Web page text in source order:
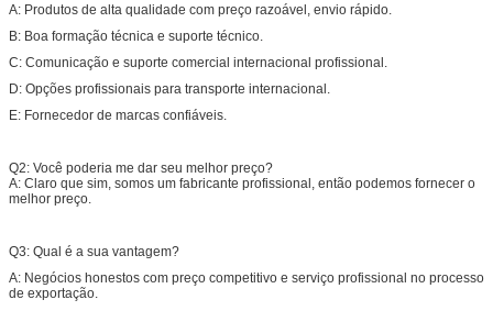
A: Produtos de alta qualidade com preço razoável, envio rápido.
B: Boa formação técnica e suporte técnico.
C: Comunicação e suporte comercial internacional profissional.
D: Opções profissionais para transporte internacional.
E: Fornecedor de marcas confiáveis.
Q2: Você poderia me dar seu melhor preço?
A: Claro que sim, somos um fabricante profissional, então podemos fornecer o
melhor preço.
Q3: Qual é a sua vantagem?
A: Negócios honestos com preço competitivo e serviço profissional no processo
de exportação.